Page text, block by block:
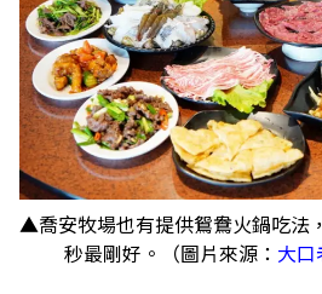
▲喬安牧場也有提供鴛鴦火鍋吃法
秒最剛好。（圖片來源： 大